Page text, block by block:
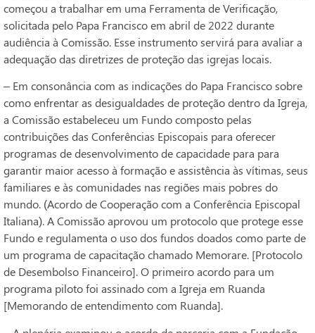
começou a trabalhar em uma Ferramenta de Verificação,
solicitada pelo Papa Francisco em abril de 2022 durante
audiência à Comissão. Esse instrumento servirá para avaliar a
adequação das diretrizes de proteção das igrejas locais.
– Em consonância com as indicações do Papa Francisco sobre
como enfrentar as desigualdades de proteção dentro da Igreja,
a Comissão estabeleceu um Fundo composto pelas
contribuições das Conferências Episcopais para oferecer
programas de desenvolvimento de capacidade para para
garantir maior acesso à formação e assistência às vítimas, seus
familiares e às comunidades nas regiões mais pobres do
mundo. (Acordo de Cooperação com a Conferência Episcopal
Italiana). A Comissão aprovou um protocolo que protege esse
Fundo e regulamenta o uso dos fundos doados como parte de
um programa de capacitação chamado Memorare. [Protocolo
de Desembolso Financeiro]. O primeiro acordo para um
programa piloto foi assinado com a Igreja em Ruanda
[Memorando de entendimento com Ruanda].